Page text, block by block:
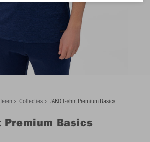
Collecties JAKO T-shirt Premium Basics
Premium Basics